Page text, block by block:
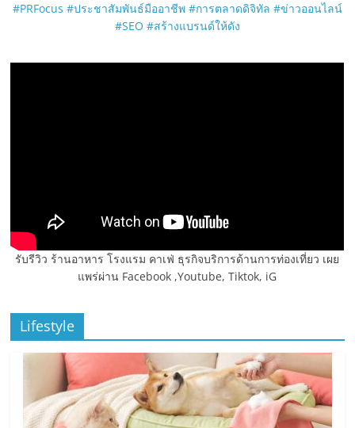
#PRFocus #ประชาสัมพันธ์มืออาชีพ #การตลาดดิจิทัล #ข่าวออนไลน์
#SEO #สร้างแบรนด์ให้ดัง
รับรีวิว ร้านอาหาร โรงแรม คาเฟ่ ธุรกิจบริการด้านการท่องเที่ยว เผย
แพร่ผ่าน Facebook ,Youtube, Tiktok, iG
Lifestyle